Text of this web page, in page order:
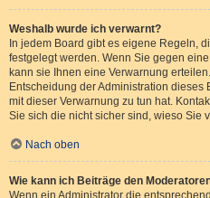
Weshalb wurde ich verwarnt?
In jedem Board gibt es eigene Regeln,
festgelegt werden. Wenn Sie gegen
kann sie Ihnen eine Verwarnung
Entscheidung der Administration
mit dieser Verwarnung zu tun hat.
Sie sich die nicht sicher sind, wieso Sie
Nach oben
Wie kann ich Beiträge den
Wenn ein Administrator die